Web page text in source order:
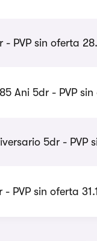
- PVP sin oferta
Ani 5dr - PVP
5dr - PVP
PVP sin oferta